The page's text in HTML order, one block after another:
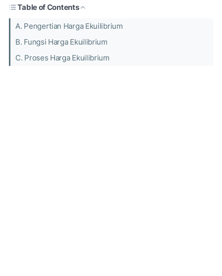
Table of Contents
A. Pengertian Harga Ekuilibrium
B. Fungsi Harga Ekuilibrium
C. Proses Harga Ekuilibrium